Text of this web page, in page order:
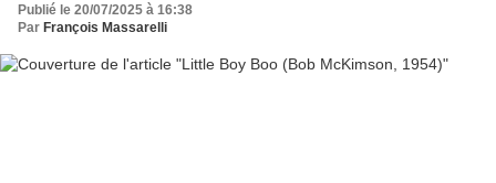
Publié le 20/07/2025 à 16:38
Par François Massarelli